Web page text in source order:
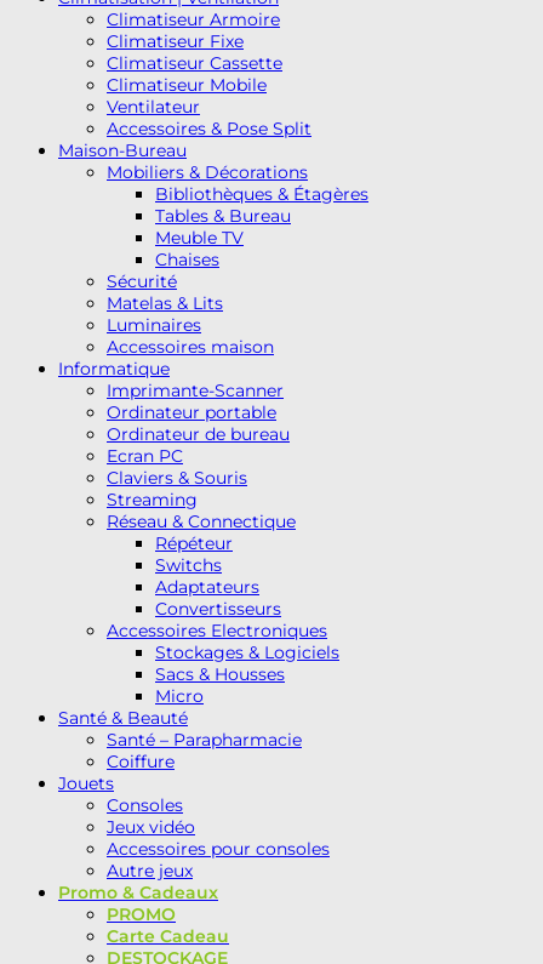
Climatiseur Armoire
Climatiseur Fixe
Climatiseur Cassette
Climatiseur Mobile
Ventilateur
Accessoires & Pose Split
Maison-Bureau
Mobiliers & Décorations
Bibliothèques & Étagères
Tables & Bureau
Meuble TV
Chaises
Sécurité
Matelas & Lits
Luminaires
Accessoires maison
Informatique
Imprimante-Scanner
Ordinateur portable
Ordinateur de bureau
Ecran PC
Claviers & Souris
Streaming
Réseau & Connectique
Répéteur
Switchs
Adaptateurs
Convertisseurs
Accessoires Electroniques
Stockages & Logiciels
Sacs & Housses
Micro
Santé & Beauté
Santé – Parapharmacie
Coiffure
Jouets
Consoles
Jeux vidéo
Accessoires pour consoles
Autre jeux
Promo & Cadeaux
PROMO
Carte Cadeau
DESTOCKAGE